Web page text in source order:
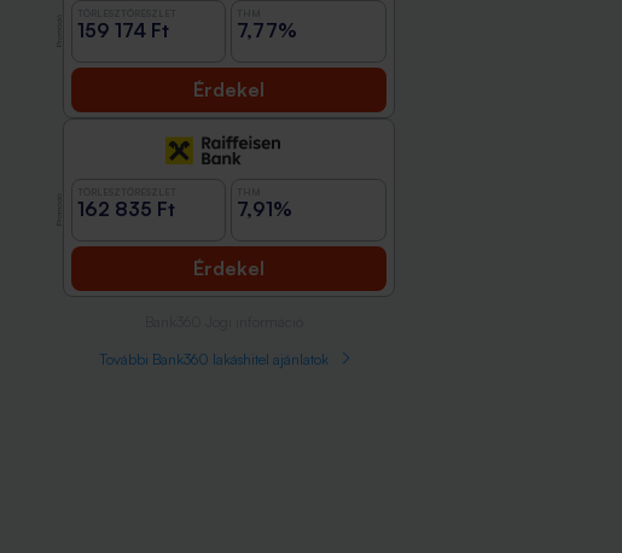
159 174 Ft 7,77%
Érdekel
162 835 Ft 7,91%
Érdekel
További Bank360 lakáshitel ajánlatok